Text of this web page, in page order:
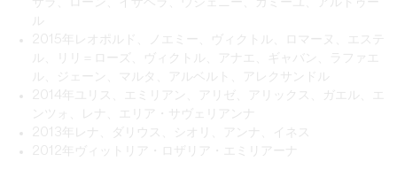
サラ、ローン、イザベラ、ウジェニー、カミーユ、アルトゥー
ル
2015年レオポルド、ノエミー、ヴィクトル、ロマーヌ、エステ
ル、リリ＝ローズ、ヴィクトル、アナエ、ギャバン、ラファエ
ル、ジェーン、マルタ、アルベルト、アレクサンドル
2014年ユリス、エミリアン、アリゼ、アリックス、ガエル、エ
ンツォ、レナ、エリア・サヴェリアンナ
2013年レナ、ダリウス、シオリ、アンナ、イネス
2012年ヴィットリア・ロザリア・エミリアーナ